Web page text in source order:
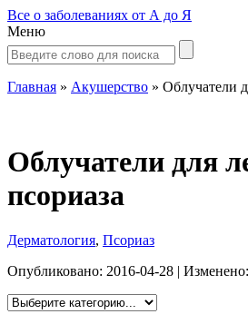
Все о заболеваниях от А до Я
Меню
Главная » Акушерство » Облучатели
Облучатели для
псориаза
Дерматология, Псориаз
Опубликовано: 2016-04-28 | Изменено: